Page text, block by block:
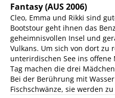
Fantasy(AUS 2006)
Cleo, Emma und Rikki sind
Bootstour geht ihnen das
geheimnisvollen Insel und
Vulkans. Um sich von dort zu
unterirdischen See ins offene
Tag machen die drei
Bei der Berührung mit
Fischschwänze, sie werden